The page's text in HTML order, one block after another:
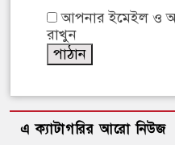
আপনার ইমেইল ও
রাখুন
এ ক্যাটাগরির আরো নিউজ